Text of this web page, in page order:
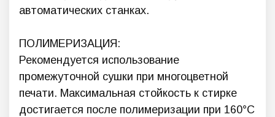
автоматических станках.
ПОЛИМЕРИЗАЦИЯ:
Рекомендуется использование
промежуточной сушки при многоцветной
печати. Максимальная стойкость к стирке
достигается после полимеризации при 160°C